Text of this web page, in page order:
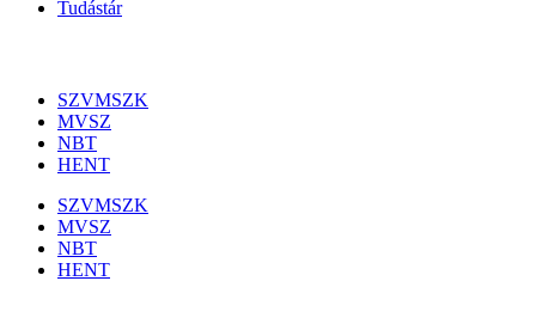
Tudástár
SZVMSZK
MVSZ
NBT
HENT
SZVMSZK
MVSZ
NBT
HENT